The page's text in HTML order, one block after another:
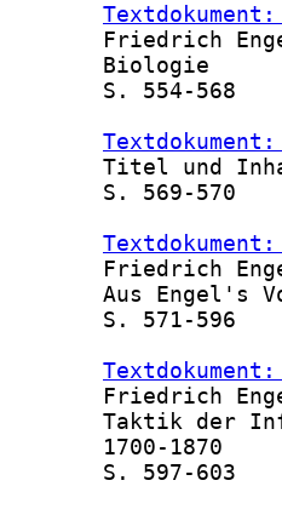
Friedrich
       Biologie
       S. 554-568
Titel und
       S. 569-570
Friedrich
Aus Engel's
       S. 571-596
Friedrich
Taktik der
       1700-1870
       S. 597-603